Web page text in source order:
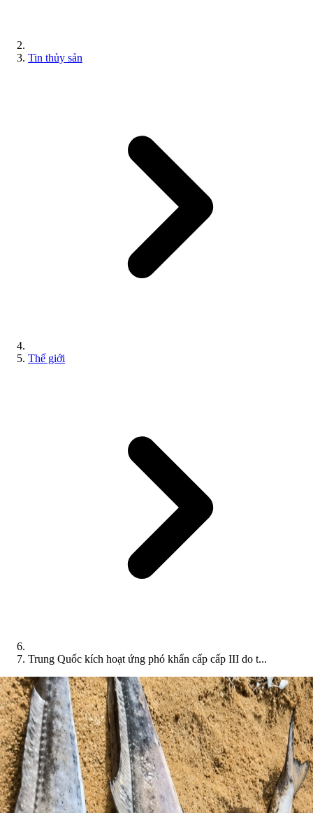
Tin thủy sản
Thế giới
Trung Quốc kích hoạt ứng phó khẩn cấp cấp III do t...